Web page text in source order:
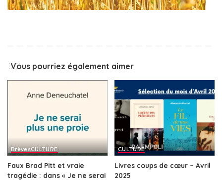
Vous pourriez également aimer
BrèvesCULTURE
Faux Brad Pitt et vraie
tragédie : dans « Je ne serai
CULTURE
Livres coups de cœur – Avril
2025